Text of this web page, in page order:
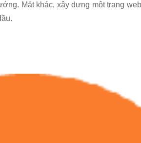
Mặt khác, xây dựng một trang